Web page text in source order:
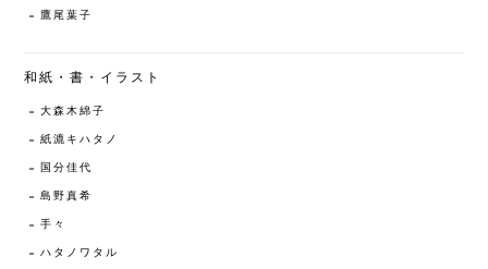
鷹尾葉子
和紙・書・イラスト
大森木綿子
紙漉キハタノ
国分佳代
島野真希
手々
ハタノワタル